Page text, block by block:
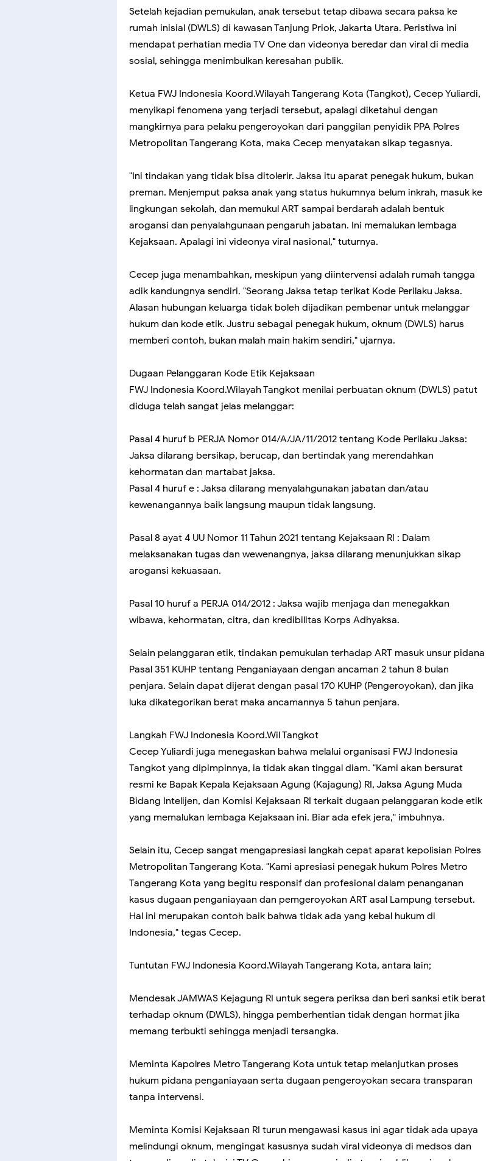
Setelah kejadian pemukulan, anak tersebut tetap dibawa secara paksa ke
rumah inisial (DWLS) di kawasan Tanjung Priok, Jakarta Utara. Peristiwa ini
mendapat perhatian media TV One dan videonya beredar dan viral di media
sosial, sehingga menimbulkan keresahan publik.
Ketua FWJ Indonesia Koord.Wilayah Tangerang Kota (Tangkot), Cecep Yuliardi,
menyikapi fenomena yang terjadi tersebut, apalagi diketahui dengan
mangkirnya para pelaku pengeroyokan dari panggilan penyidik PPA Polres
Metropolitan Tangerang Kota, maka Cecep menyatakan sikap tegasnya.
"Ini tindakan yang tidak bisa ditolerir. Jaksa itu aparat penegak hukum, bukan
preman. Menjemput paksa anak yang status hukumnya belum inkrah, masuk ke
lingkungan sekolah, dan memukul ART sampai berdarah adalah bentuk
arogansi dan penyalahgunaan pengaruh jabatan. Ini memalukan lembaga
Kejaksaan. Apalagi ini videonya viral nasional," tuturnya.
Cecep juga menambahkan, meskipun yang diintervensi adalah rumah tangga
adik kandungnya sendiri. "Seorang Jaksa tetap terikat Kode Perilaku Jaksa.
Alasan hubungan keluarga tidak boleh dijadikan pembenar untuk melanggar
hukum dan kode etik. Justru sebagai penegak hukum, oknum (DWLS) harus
memberi contoh, bukan malah main hakim sendiri," ujarnya.
Dugaan Pelanggaran Kode Etik Kejaksaan
FWJ Indonesia Koord.Wilayah Tangkot menilai perbuatan oknum (DWLS) patut
diduga telah sangat jelas melanggar:
Pasal 4 huruf b PERJA Nomor 014/A/JA/11/2012 tentang Kode Perilaku Jaksa:
Jaksa dilarang bersikap, berucap, dan bertindak yang merendahkan
kehormatan dan martabat jaksa.
Pasal 4 huruf e : Jaksa dilarang menyalahgunakan jabatan dan/atau
kewenangannya baik langsung maupun tidak langsung.
Pasal 8 ayat 4 UU Nomor 11 Tahun 2021 tentang Kejaksaan RI : Dalam
melaksanakan tugas dan wewenangnya, jaksa dilarang menunjukkan sikap
arogansi kekuasaan.
Pasal 10 huruf a PERJA 014/2012 : Jaksa wajib menjaga dan menegakkan
wibawa, kehormatan, citra, dan kredibilitas Korps Adhyaksa.
Selain pelanggaran etik, tindakan pemukulan terhadap ART masuk unsur pidana
Pasal 351 KUHP tentang Penganiayaan dengan ancaman 2 tahun 8 bulan
penjara. Selain dapat dijerat dengan pasal 170 KUHP (Pengeroyokan), dan jika
luka dikategorikan berat maka ancamannya 5 tahun penjara.
Langkah FWJ Indonesia Koord.Wil Tangkot
Cecep Yuliardi juga menegaskan bahwa melalui organisasi FWJ Indonesia
Tangkot yang dipimpinnya, ia tidak akan tinggal diam. "Kami akan bersurat
resmi ke Bapak Kepala Kejaksaan Agung (Kajagung) RI, Jaksa Agung Muda
Bidang Intelijen, dan Komisi Kejaksaan RI terkait dugaan pelanggaran kode etik
yang memalukan lembaga Kejaksaan ini. Biar ada efek jera," imbuhnya.
Selain itu, Cecep sangat mengapresiasi langkah cepat aparat kepolisian Polres
Metropolitan Tangerang Kota. "Kami apresiasi penegak hukum Polres Metro
Tangerang Kota yang begitu responsif dan profesional dalam penanganan
kasus dugaan penganiayaan dan pemgeroyokan ART asal Lampung tersebut.
Hal ini merupakan contoh baik bahwa tidak ada yang kebal hukum di
Indonesia," tegas Cecep.
Tuntutan FWJ Indonesia Koord.Wilayah Tangerang Kota, antara lain;
Mendesak JAMWAS Kejagung RI untuk segera periksa dan beri sanksi etik berat
terhadap oknum (DWLS), hingga pemberhentian tidak dengan hormat jika
memang terbukti sehingga menjadi tersangka.
Meminta Kapolres Metro Tangerang Kota untuk tetap melanjutkan proses
hukum pidana penganiayaan serta dugaan pengeroyokan secara transparan
tanpa intervensi.
Meminta Komisi Kejaksaan RI turun mengawasi kasus ini agar tidak ada upaya
melindungi oknum, mengingat kasusnya sudah viral videonya di medsos dan